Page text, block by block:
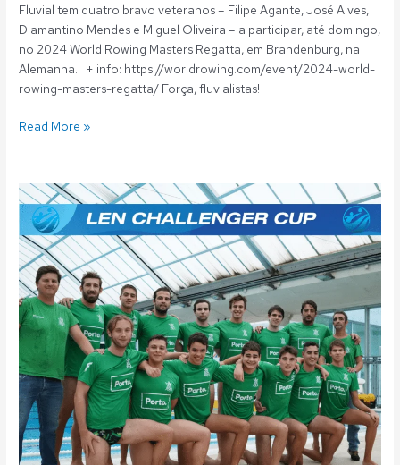
Fluvial tem quatro bravo veteranos – Filipe Agante, José Alves,
Diamantino Mendes e Miguel Oliveira – a participar, até domingo,
no 2024 World Rowing Masters Regatta, em Brandenburg, na
Alemanha. + info: https://worldrowing.com/event/2024-world-
rowing-masters-regatta/ Força, fluvialistas!
Read More »
Polo
Aquático:
Campeões
nacionais
participam
na
LEN
Challenger
Cup